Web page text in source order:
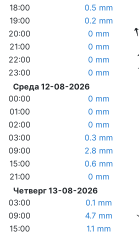
18:00
0.5 mm
19:00
0.2 mm
20:00
0 mm
21:00
0 mm
22:00
0 mm
23:00
0 mm
Среда 12-08-2026
00:00
0 mm
01:00
0 mm
02:00
0 mm
03:00
0.3 mm
09:00
2.8 mm
15:00
0.6 mm
21:00
0 mm
Четверг 13-08-2026
03:00
0.1 mm
09:00
4.7 mm
15:00
1.1 mm